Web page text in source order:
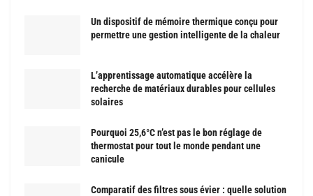
Un dispositif de mémoire thermique conçu pour
permettre une gestion intelligente de la chaleur
L’apprentissage automatique accélère la
recherche de matériaux durables pour cellules
solaires
Pourquoi 25,6°C n’est pas le bon réglage de
thermostat pour tout le monde pendant une
canicule
Comparatif des filtres sous évier : quelle solution